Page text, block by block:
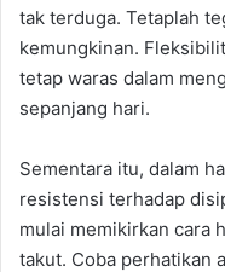
tak terduga. Tetaplah
kemungkinan.
tetap waras dalam
sepanjang hari.
Sementara itu, dalam
resistensi terhadap
mulai memikirkan cara
takut. Coba perhatikan